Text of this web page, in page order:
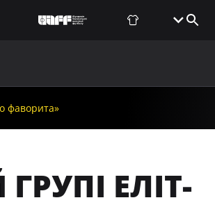
фаворита»
ЕЛІТ-